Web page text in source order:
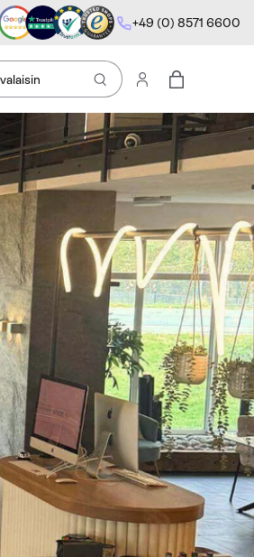
+49 (0) 8571 6600
Kirjaudu sisään
Ostoskassi